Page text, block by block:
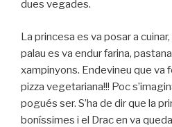
dues vegades.
La princesa es va posar a
palau es va endur farina,
xampinyons. Endevineu que va
pizza vegetariana!!! Poc
pogués ser. S’ha de dir que la
boníssimes i el Drac en va